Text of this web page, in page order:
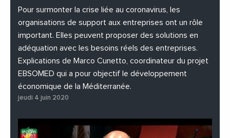
#PhotosEtVideos
Pour surmonter la crise liée au coronavirus, les
organisations de support aux entreprises ont un rôle
important. Elles peuvent proposer des solutions en
adéquation avec les besoins réels des entreprises.
Explications de Marco Cunetto, coordinateur du projet
EBSOMED qui a pour objectif le développement
économique de la Méditerranée.
jeudi 4 juin 2020